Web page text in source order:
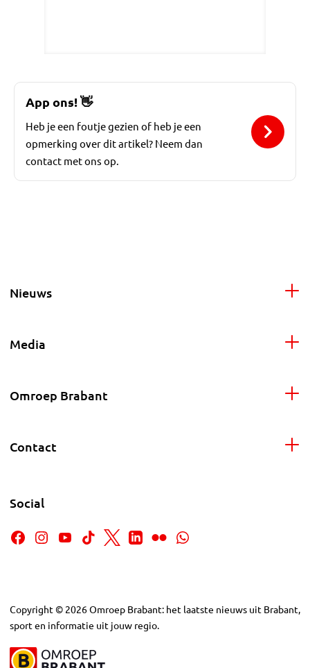
App ons!👋
Heb je een foutje gezien of heb je een
opmerking over dit artikel? Neem dan
contact met ons op.
Nieuws
Media
Omroep Brabant
Contact
Social
Copyright © 2026Omroep Brabant: het laatste nieuws uit Brabant,
sport en informatie uit jouw regio.